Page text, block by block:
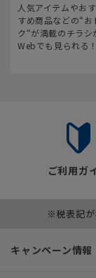
人気アイテムやおす
すめ商品などの“お
ク“が満載のチラシ
Webでも見られる！
ご利用ガ
※税表記が
キャンペーン情報